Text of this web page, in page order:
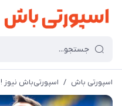
اسپورتی باش / اسپورتی‌باش نیوز !